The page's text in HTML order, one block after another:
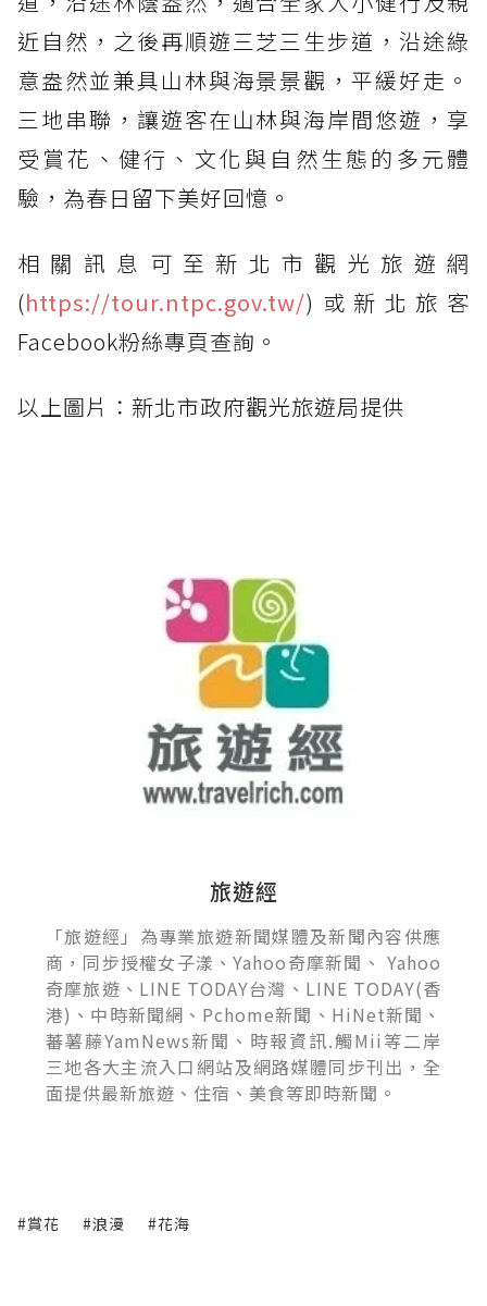
近自然，之後再順遊三芝三生步道，沿途綠
意盎然並兼具山林與海景景觀，平緩好走。
三地串聯，讓遊客在山林與海岸間悠遊，享
受賞花、健行、文化與自然生態的多元體
驗，為春日留下美好回憶。
相關訊息可至新北市觀光旅遊網
(https://tour.ntpc.gov.tw/)或新北旅客
Facebook粉絲專頁查詢。
以上圖片：新北市政府觀光旅遊局提供
旅遊經
「旅遊經」為專業旅遊新聞媒體及新聞內容供應
商，同步授權女子漾、Yahoo奇摩新聞、 Yahoo
奇摩旅遊、LINE TODAY台灣、LINE TODAY(香
港)、中時新聞網、Pchome新聞、HiNet新聞、
蕃薯藤YamNews新聞、時報資訊.觸Mii等二岸
三地各大主流入口網站及網路媒體同步刊出，全
面提供最新旅遊、住宿、美食等即時新聞。
#賞花 #浪漫 #花海